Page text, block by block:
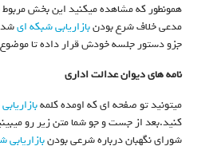
همونطور که مشاهده میکنید این بخش
مدعی خلاف شرع بودنبازاریابی شبکه ای
جزو دستور جلسه خودش قرار داده تا
نامه های دیوان عدالت اداری
میتونید تو صفحه ای که اومده کلمه
کنید.بعد از جست و جو شما متن زیر رو
شورای نگهبان درباره شرعی بودن